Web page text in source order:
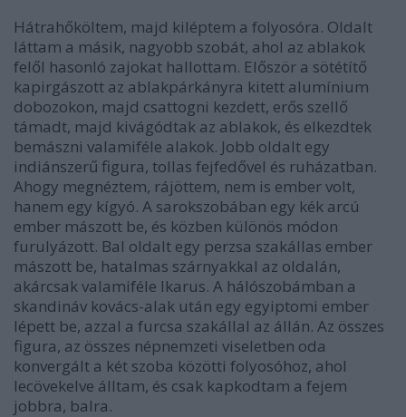
Hátrahőköltem, majd kiléptem a folyosóra. Oldalt
láttam a másik, nagyobb szobát, ahol az ablakok
felől hasonló zajokat hallottam. Először a sötétítő
kapirgászott az ablakpárkányra kitett alumínium
dobozokon, majd csattogni kezdett, erős szellő
támadt, majd kivágódtak az ablakok, és elkezdtek
bemászni valamiféle alakok. Jobb oldalt egy
indiánszerű figura, tollas fejfedővel és ruházatban.
Ahogy megnéztem, rájöttem, nem is ember volt,
hanem egy kígyó. A sarokszobában egy kék arcú
ember mászott be, és közben különös módon
furulyázott. Bal oldalt egy perzsa szakállas ember
mászott be, hatalmas szárnyakkal az oldalán,
akárcsak valamiféle Ikarus. A hálószobámban a
skandináv kovács-alak után egy egyiptomi ember
lépett be, azzal a furcsa szakállal az állán. Az összes
figura, az összes népnemzeti viseletben oda
konvergált a két szoba közötti folyosóhoz, ahol
lecövekelve álltam, és csak kapkodtam a fejem
jobbra, balra.